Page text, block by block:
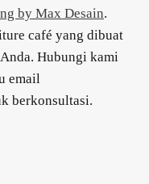
by Max Desain.
café yang dibuat
Hubungi kami
email
berkonsultasi.